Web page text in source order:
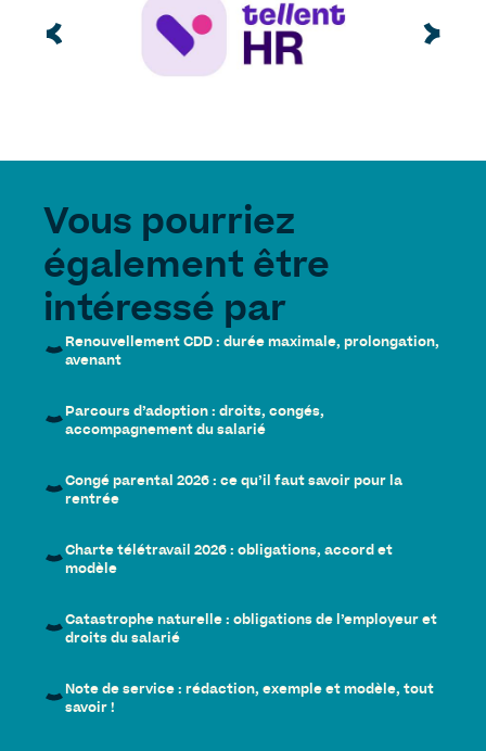
Vous pourriez
également être
intéressé par
Renouvellement CDD : durée maximale, prolongation,
avenant
Parcours d’adoption : droits, congés,
accompagnement du salarié
Congé parental 2026 : ce qu’il faut savoir pour la
rentrée
Charte télétravail 2026 : obligations, accord et
modèle
Catastrophe naturelle : obligations de l’employeur et
droits du salarié
Note de service : rédaction, exemple et modèle, tout
savoir !